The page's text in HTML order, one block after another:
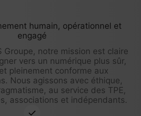
humain, opérationnel et
engagé
Groupe, notre mission est claire
vers un numérique plus sûr,
pleinement conforme aux
Nous agissons avec éthique,
au service des TPE,
associations et indépendants.